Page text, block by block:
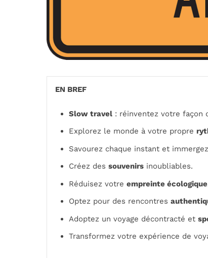
EN BREF
Slow travel : réinventez votre façon
Explorez le monde à votre propre
Savourez chaque instant et
Créez des souvenirs inoubliables.
Réduisez votre empreinte écologique
Optez pour des rencontres
Adoptez un voyage décontracté et
Transformez votre expérience de